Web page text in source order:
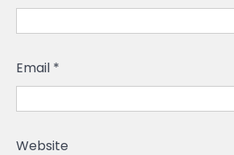
Email *
Website